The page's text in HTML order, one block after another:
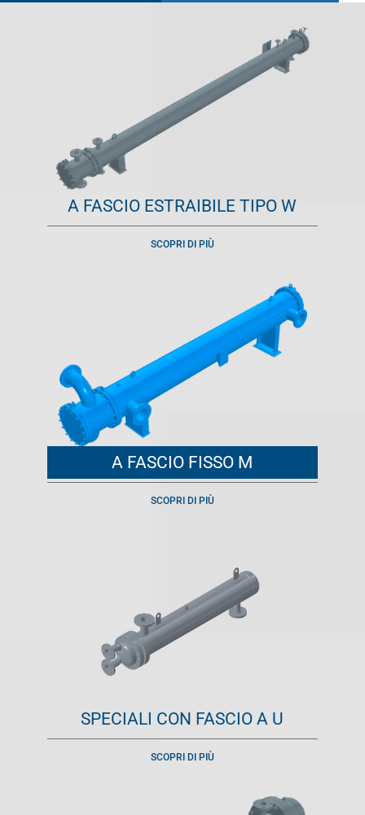
A FASCIO ESTRAIBILE TIPO W
SCOPRI DI PIÙ
A FASCIO FISSO M
SCOPRI DI PIÙ
SPECIALI CON FASCIO A U
SCOPRI DI PIÙ